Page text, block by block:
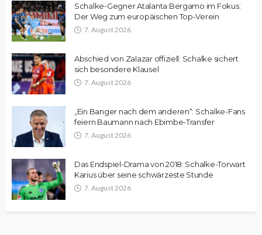
Schalke-Gegner Atalanta Bergamo im Fokus:
Der Weg zum europäischen Top-Verein
7. August 2026
Abschied von Zalazar offiziell: Schalke sichert
sich besondere Klausel
7. August 2026
„Ein Banger nach dem anderen“: Schalke-Fans
feiern Baumann nach Ebimbe-Transfer
7. August 2026
Das Endspiel-Drama von 2018: Schalke-Torwart
Karius über seine schwärzeste Stunde
7. August 2026